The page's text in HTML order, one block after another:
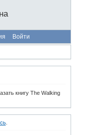
Войти
книгу The Walking
.